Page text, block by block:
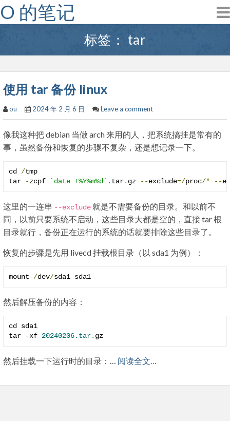
Skip
to
content
O 的笔记
标签： tar
使用 tar 备份 linux
ou 2024 年 2 月 6 日 Leave a comment
像我这种把 debian 当做 arch 来用的人，把系统搞挂是常有的
事，虽然备份和恢复的步骤不复杂，还是想记录一下。
cd /tmp
tar
-zcpf `date +%Y%m%d` . tar. gz --exclude=/proc/* --
这里的一连串 --exclude 就是不需要备份的目录。和以前不
同，以前只要系统不启动，这些目录大都是空的，直接 tar 根
目录就行，备份正在运行的系统的话就要排除这些目录了。
恢复的步骤是先用 livecd 挂载根目录（以 sda1 为例）：
mount /dev/sda1 sda1
然后解压备份的内容：
cd sda1
tar
-xf 20240206.tar. gz
然后挂载一下运行时的目录：… 阅读全文…